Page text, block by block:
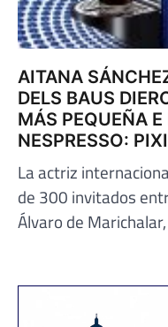
AITANA
DELS BAUS
MÁS PEQUEÑA
NESPRESSO:
La actriz
de 300 invitados
Álvaro de